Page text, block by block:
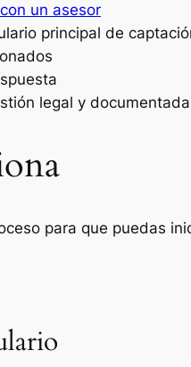
un asesor
principal de
legal y documentada
para que puedas